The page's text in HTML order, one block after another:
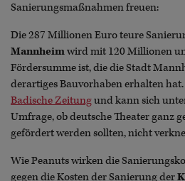
Sanierungsmaßnahmen freuen:
Die 287 Millionen Euro teure
Mannheimwird mit 120 Millionen
Fördersumme ist, die die Stadt
derartiges Bauvorhaben erhalten hat.
Badische Zeitungund kann sich
Umfrage, ob deutsche Theater ganz
gefördert werden sollten, nicht
Wie Peanuts wirken die
gegen die Kosten der Sanierung der